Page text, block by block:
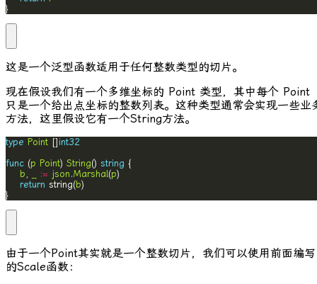
}
这是一个泛型函数适用于任何整数类型的切片。
现在假设我们有一个多维坐标的 Point 类型，其中每个 Point
只是一个给出点坐标的整数列表。这种类型通常会实现一些业
方法，这里假设它有一个String方法。
type Point [] int32
func (p Point) String() string
b , := json .Marshal(p
return string(b
}
由于一个Point其实就是一个整数切片，我们可以使用前面编写
的Scale函数：